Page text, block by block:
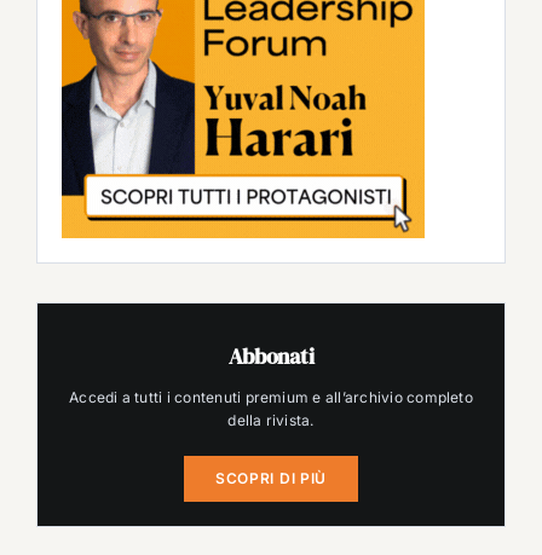
Abbonati
Accedi a tutti i contenuti premium e all’archivio completo
della rivista.
SCOPRI DI PIÙ